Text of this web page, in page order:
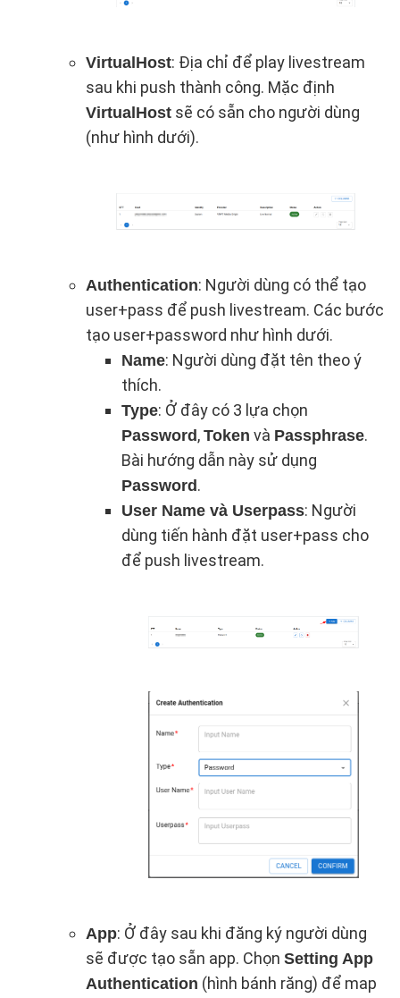
VirtualHost: Địa chỉ để play livestream
sau khi push thành công. Mặc định
VirtualHost sẽ có sẵn cho người dùng
(như hình dưới).
Authentication: Người dùng có thể tạo
user+pass để push livestream. Các bước
tạo user+password như hình dưới.
Name: Người dùng đặt tên theo ý
thích.
Type: Ở đây có 3 lựa chọn
Password, Token và Passphrase.
Bài hướng dẫn này sử dụng
Password.
User Name và Userpass: Người
dùng tiến hành đặt user+pass cho
để push livestream.
App: Ở đây sau khi đăng ký người dùng
sẽ được tạo sẵn app. Chọn Setting App
Authentication (hình bánh răng) để map